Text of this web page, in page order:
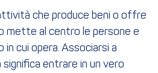
che produce beni o offre
mette al centro le persone e
cui opera. Associarsi a
entrare in un vero